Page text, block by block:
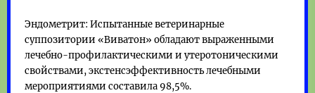
Эндометрит: Испытанные ветеринарные
суппозитории «Виватон» обладают выраженными
лечебно-профилактическими и утеротоническими
свойствами, экстенсэффективность лечебными
мероприятиями составила 98,5%.